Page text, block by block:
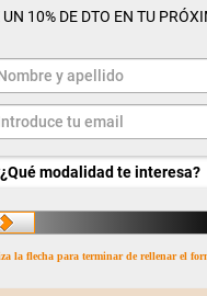
UN 10% DE DTO EN TU
la flecha para terminar de rellenar el